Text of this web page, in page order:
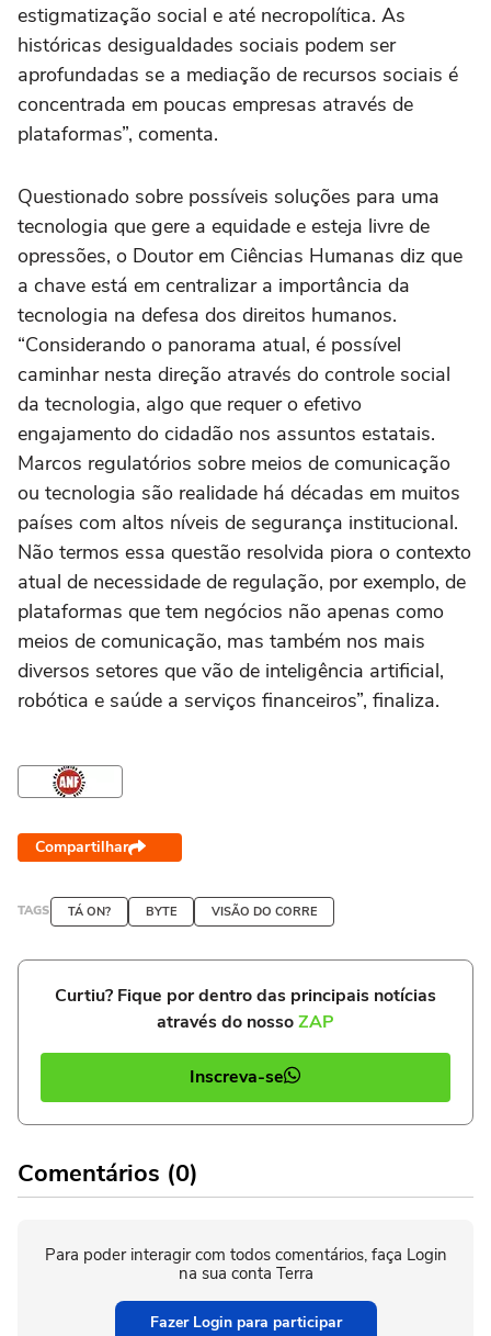
estigmatização social e até necropolítica. As
históricas desigualdades sociais podem ser
aprofundadas se a mediação de recursos sociais é
concentrada em poucas empresas através de
plataformas”, comenta.
Questionado sobre possíveis soluções para uma
tecnologia que gere a equidade e esteja livre de
opressões, o Doutor em Ciências Humanas diz que
a chave está em centralizar a importância da
tecnologia na defesa dos direitos humanos.
“Considerando o panorama atual, é possível
caminhar nesta direção através do controle social
da tecnologia, algo que requer o efetivo
engajamento do cidadão nos assuntos estatais.
Marcos regulatórios sobre meios de comunicação
ou tecnologia são realidade há décadas em muitos
países com altos níveis de segurança institucional.
Não termos essa questão resolvida piora o contexto
atual de necessidade de regulação, por exemplo, de
plataformas que tem negócios não apenas como
meios de comunicação, mas também nos mais
diversos setores que vão de inteligência artificial,
robótica e saúde a serviços financeiros”, finaliza.
Compartilhar
TAGS TÁ ON? BYTE VISÃO DO CORRE
Curtiu? Fique por dentro das principais notícias
através do nossoZAP
Inscreva-se
Comentários (0)
Para poder interagir com todos comentários, faça Login
na sua conta Terra
Fazer Login para participar